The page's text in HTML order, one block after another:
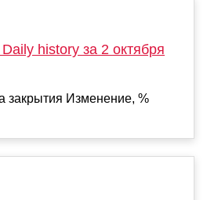
history за 2 октября
закрытия Изменение, %